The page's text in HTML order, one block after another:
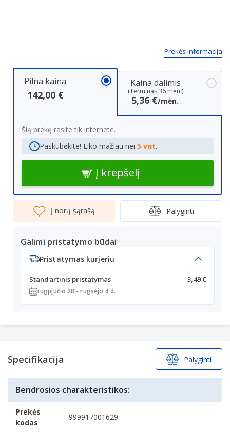
Prekės informacija
Pilna kaina
142,00 €
Kaina dalimis
(Terminas 36 mėn.)
5,36 €/mėn.
Šią prekę rasite tik internete.
Paskubėkite! Liko mažiau nei 5 vnt.
Į krepšelį
Į norų sąrašą Palyginti
Galimi pristatymo būdai
Pristatymas kurjeriu
Standartinis pristatymas 3,49 €
rugpjūčio 28 - rugsėjo 4 d.
Specifikacija Palyginti
Bendrosios charakteristikos:
Prekės
kodas
999917001629